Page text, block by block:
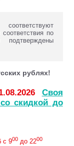
по
рублях!
Своя
скидкой до
с 900 до 2200